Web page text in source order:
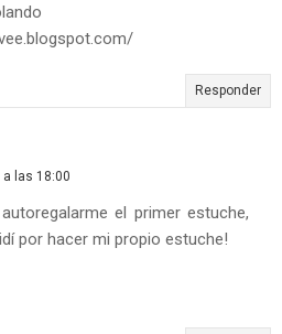
Responder
las 18:00
el primer estuche,
por hacer mi propio estuche!